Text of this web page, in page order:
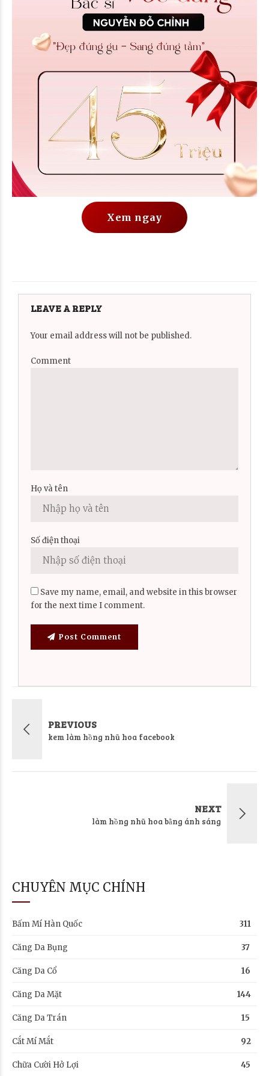
Xem ngay
LEAVE A REPLY
Your email address will not be published.
Comment
Họ và tên
Số điện thoại
Save my name, email, and website in this browser
for the next time I comment.
Post Comment
PREVIOUS
kem làm hồng nhũ hoa facebook
NEXT
làm hồng nhũ hoa bằng ánh sáng
CHUYÊN MỤC CHÍNH
Bấm Mí Hàn Quốc 311
Căng Da Bụng 37
Căng Da Cổ 16
Căng Da Mặt 144
Căng Da Trán 15
Cắt Mí Mắt 92
Chữa Cười Hở Lợi 45